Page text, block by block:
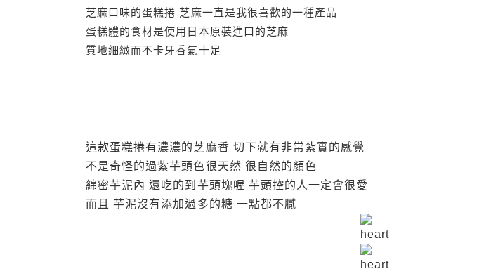
芝麻口味的蛋糕捲 芝麻一直是我很喜歡的一種產品
蛋糕體的食材是使用日本原裝進口的芝麻
質地細緻而不卡牙香氣十足
這款蛋糕捲有濃濃的芝麻香 切下就有非常紮實的感覺
不是奇怪的過紫芋頭色很天然 很自然的顏色
綿密芋泥內 還吃的到芋頭塊喔 芋頭控的人一定會很愛
而且 芋泥沒有添加過多的糖 一點都不膩